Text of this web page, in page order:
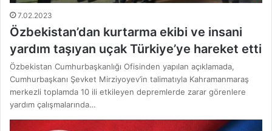
7.02.2023
Özbekistan’dan kurtarma ekibi ve insani
yardım taşıyan uçak Türkiye’ye hareket etti
Özbekistan Cumhurbaşkanlığı Ofisinden yapılan açıklamada,
Cumhurbaşkanı Şevket Mirziyoyev’in talimatıyla Kahramanmaraş
merkezli toplamda 10 ili etkileyen depremlerde zarar görenlere
yardım çalışmalarında…